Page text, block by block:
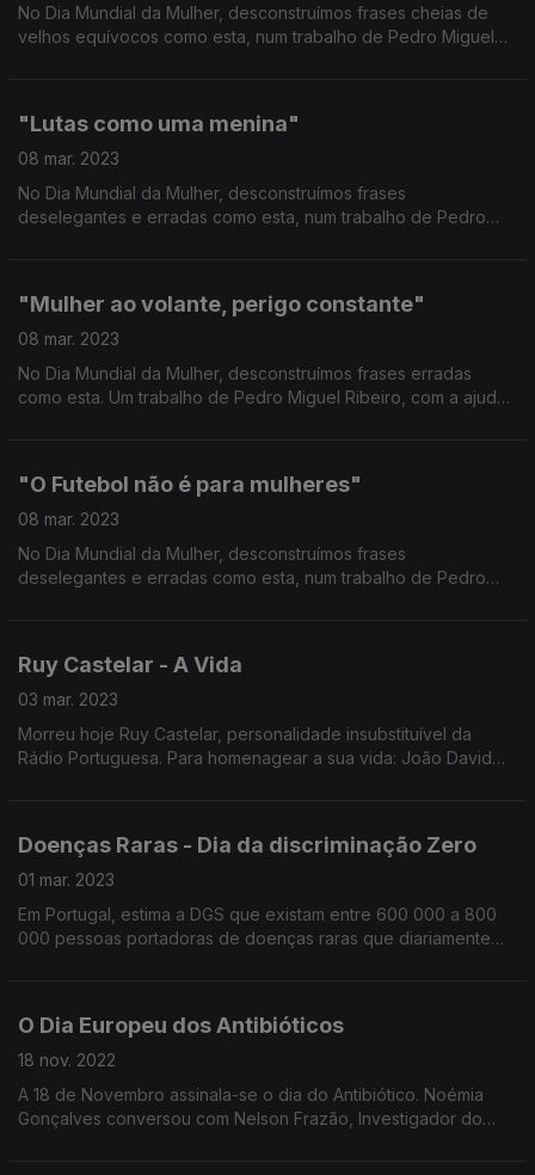
No Dia Mundial da Mulher, desconstruímos frases cheias de
velhos equívocos como esta, num trabalho de Pedro Miguel
"Lutas como uma menina"
08 mar. 2023
No Dia Mundial da Mulher, desconstruímos frases
deselegantes e erradas como esta, num trabalho de Pedro
"Mulher ao volante, perigo constante"
08 mar. 2023
No Dia Mundial da Mulher, desconstruímos frases erradas
como esta. Um trabalho de Pedro Miguel Ribeiro, com a ajuda
"O Futebol não é para mulheres"
08 mar. 2023
No Dia Mundial da Mulher, desconstruímos frases
deselegantes e erradas como esta, num trabalho de Pedro
Ruy Castelar - A Vida
03 mar. 2023
Morreu hoje Ruy Castelar, personalidade insubstituível da
Rádio Portuguesa. Para homenagear a sua vida: João David
Doenças Raras - Dia da discriminação Zero
01 mar. 2023
Em Portugal, estima a DGS que existam entre 600 000 a 800
000 pessoas portadoras de doenças raras que diariamente
O Dia Europeu dos Antibióticos
18 nov. 2022
A 18 de Novembro assinala-se o dia do Antibiótico. Noémia
Gonçalves conversou com Nelson Frazão, Investigador do